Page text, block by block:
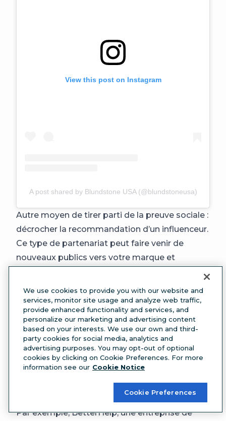
View this post on Instagram
A post shared by Blundstone USA (@blundstoneusa)
Autre moyen de tirer parti de la preuve sociale :
décrocher la recommandation d’un influenceur.
Ce type de partenariat peut faire venir de
nouveaux publics vers votre marque et
Veillez simplement à ce que vos images et
valeurs soient compatibles.
Posez une question à votre public
https://www.instagram.com/p/CRZNtRlKilM/
Pour que les membres de votre public
interagissent avec votre contenu ou entre eux,
posez une question dans l’un de vos posts
Par exemple, BetterHelp, une entreprise de
We use cookies to provide you with our website and
services, monitor site usage and analyze web traffic,
provide enhanced functionality and services, and
personalize our marketing and advertising content
based on your interests. We use our own and third-
party cookies for social media, analytics and
advertising purposes. You may opt-out of optional
cookies by clicking on Cookie Preferences. For more
information see our Cookie Notice
Cookie Preferences